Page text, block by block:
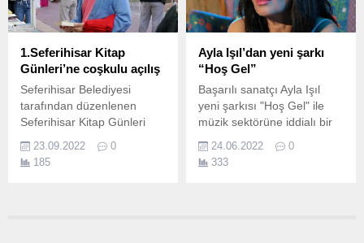
1.Seferihisar Kitap
Günleri’ne coşkulu açılış
Seferihisar Belediyesi
tarafından düzenlenen
Seferihisar Kitap Günleri
23.09.2022
0
185
Ayla Işıl’dan yeni şarkı
“Hoş Gel”
Başarılı sanatçı Ayla Işıl
yeni şarkısı "Hoş Gel" ile
müzik sektörüne iddialı bir
24.06.2022
0
333